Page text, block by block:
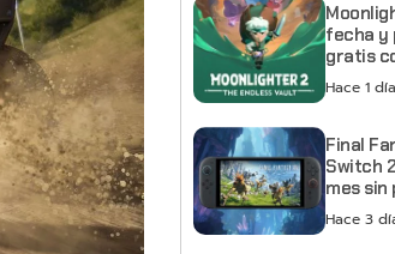
fecha y
gratis
Hace 1 día
Final
Switch
mes
Hace 3